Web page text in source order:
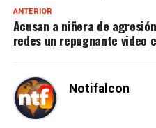
ANTERIOR
Acusan a niñera de
redes un repugnante video
Notifalcon